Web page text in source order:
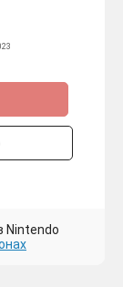
Nintendo